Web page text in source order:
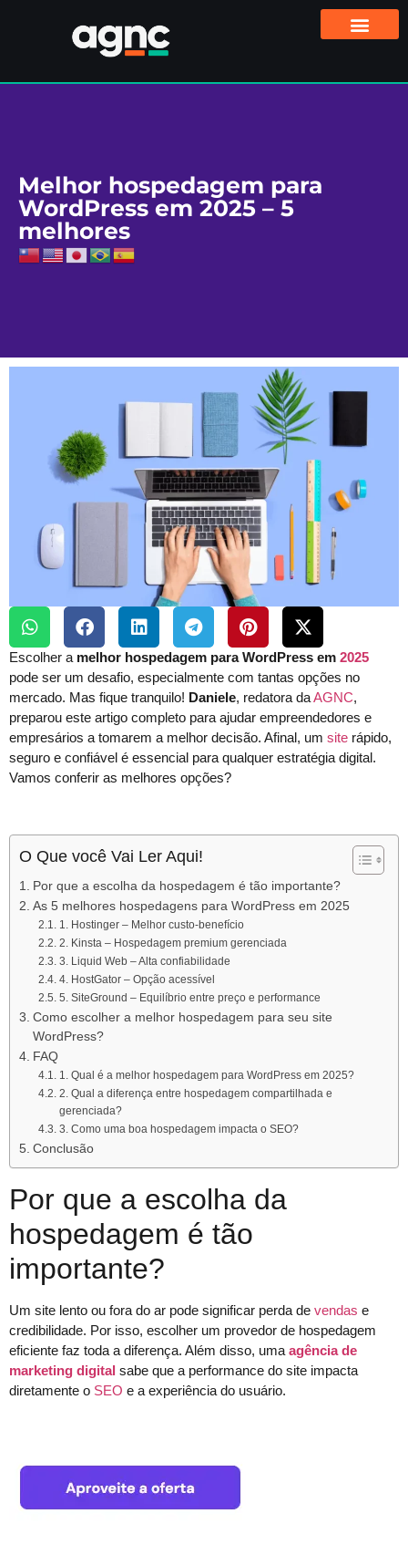
Melhor hospedagem para
WordPress em 2025 – 5
melhores
Escolher a melhor hospedagem para WordPress em 2025
pode ser um desafio, especialmente com tantas opções no
mercado. Mas fique tranquilo! Daniele, redatora daAGNC,
preparou este artigo completo para ajudar empreendedores e
empresários a tomarem a melhor decisão. Afinal, um site rápido,
seguro e confiável é essencial para qualquer estratégia digital.
Vamos conferir as melhores opções?
O Que você Vai Ler Aqui!
Por que a escolha da hospedagem é tão importante?
As 5 melhores hospedagens para WordPress em 2025
1. Hostinger – Melhor custo-benefício
2. Kinsta – Hospedagem premium gerenciada
3. Liquid Web – Alta confiabilidade
4. HostGator – Opção acessível
5. SiteGround – Equilíbrio entre preço e performance
Como escolher a melhor hospedagem para seu site
WordPress?
FAQ
1. Qual é a melhor hospedagem para WordPress em 2025?
2. Qual a diferença entre hospedagem compartilhada e
gerenciada?
3. Como uma boa hospedagem impacta o SEO?
Conclusão
Por que a escolha da
hospedagem é tão
importante?
Um site lento ou fora do ar pode significar perda de vendas e
credibilidade. Por isso, escolher um provedor de hospedagem
eficiente faz toda a diferença. Além disso, uma agência de
marketing digital sabe que a performance do site impacta
diretamente o SEO e a experiência do usuário.